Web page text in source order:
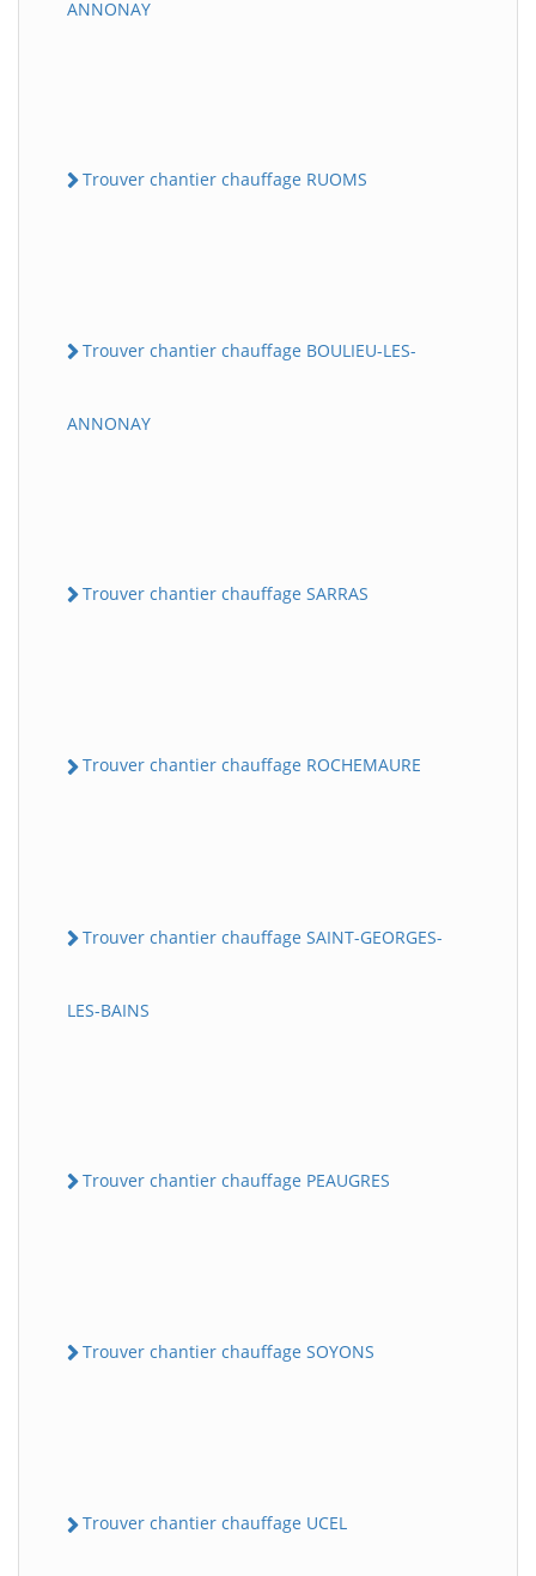
ANNONAY
Trouver chantier chauffage RUOMS
Trouver chantier chauffage BOULIEU-LES-
ANNONAY
Trouver chantier chauffage SARRAS
Trouver chantier chauffage ROCHEMAURE
Trouver chantier chauffage SAINT-GEORGES-
LES-BAINS
Trouver chantier chauffage PEAUGRES
Trouver chantier chauffage SOYONS
Trouver chantier chauffage UCEL